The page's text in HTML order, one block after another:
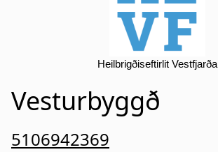
Heilbrigðiseftirlit Vestfjarða
Vesturbyggð
5106942369